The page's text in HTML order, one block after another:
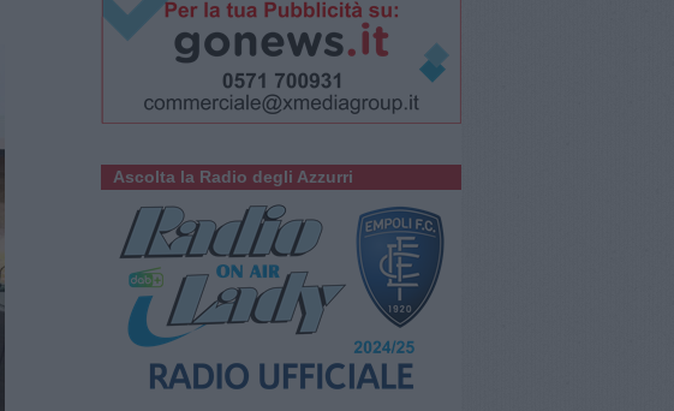
Ascolta la Radio degli Azzurri